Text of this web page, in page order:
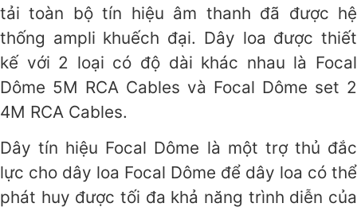
tải toàn bộ tín hiệu âm thanh đã được hệ
thống ampli khuếch đại. Dây loa được thiết
kế với 2 loại có độ dài khác nhau là Focal
Dôme 5M RCA Cables và Focal Dôme set 2
4M RCA Cables.
Dây tín hiệu Focal Dôme là một trợ thủ đắc
lực cho dây loa Focal Dôme để dây loa có thể
phát huy được tối đa khả năng trình diễn của